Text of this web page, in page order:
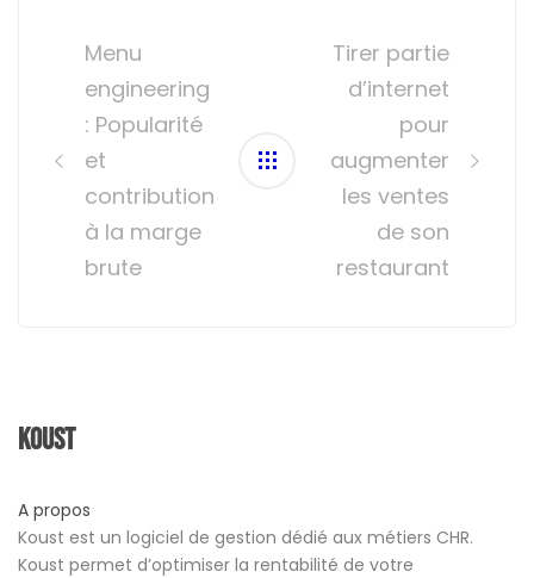
navigation
Menu
engineering
: Popularité
et
contribution
à la marge
brute
Tirer partie
d’internet
pour
augmenter
les ventes
de son
restaurant
Koust
A propos
Koust est un logiciel de gestion dédié aux métiers CHR.
Koust permet d’optimiser la rentabilité de votre